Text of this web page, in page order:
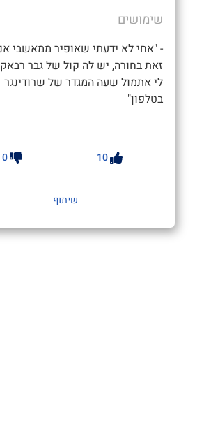
שימושים
- "אחי לא ידעתי שאופיר ממאשבי
זאת בחורה, יש לה קול של גבר
לי אתמול שעה המגדר של שרודינגר
בטלפון"
10
0
שיתוף